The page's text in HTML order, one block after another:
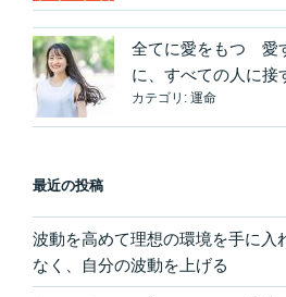
会
い
が
あ
る”
全てに愛をもつ 愛
に、すべての人に接
カテゴリ: 運命
最近の投稿
波動を高めて理想の環境を手に
なく、自分の波動を上げる